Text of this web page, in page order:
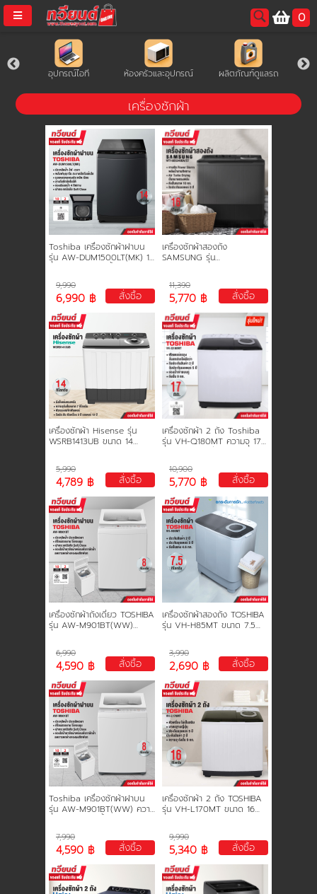
0
อุปกรณ์ไอที ห้องครัวและอุปกรณ์ ผลิตภัณฑ์ดูแลรถ
เครื่องซักผ้า
Toshiba เครื่องซักผ้าฝาบน
รุ่น AW-DUM1500LT(MK) 14
ประกันมอเตอร์ 10 ปี
9,990
6,990 ฿ สั่งซื้อ
เครื่องซักผ้าสองถัง
SAMSUNG รุ่น
5 ปี
11,390
5,770 ฿ สั่งซื้อ
เครื่องซักผ้า Hisense รุ่น
WSRB1413UB ขนาด 14
5,990
4,789 ฿ สั่งซื้อ
เครื่องซักผ้า 2 ถัง Toshiba
รุุ่น VH-Q180MT ความจุ 17
ใหม่
10,900
5,770 ฿ สั่งซื้อ
เครื่องซักผ้าถังเดี่ยว TOSHIBA
รุ่น AW-M901BT(WW)
6,990
4,590 ฿ สั่งซื้อ
เครื่องซักผ้าสองถัง TOSHIBA
รุ่น VH-H85MT ขนาด 7.5
3,990
2,690 ฿ สั่งซื้อ
Toshiba เครื่องซักผ้าฝาบน
รุ่น AW-M901BT(WW) ความ
มอเตอร์ 10 ปี
7,990
4,590 ฿ สั่งซื้อ
เครื่องซักผ้า 2 ถัง TOSHIBA
รุ่น VH-L170MT ขนาด 16
9,990
5,340 ฿ สั่งซื้อ
username
password
สมัครสมาชิค ลืมรหัสผ่าน?
การซื้อของฉัน
🔥โปรโมชัน🔥
แคตตาล็อค
การชำระเงิน
ขั้นตอนการสั่งซื้อ
คณะกรรมการบริหาร
การคืนเงินและคืนสินค้า
ทวียนต์ 53 สาขา
ผลงานของเรา
ข้อกำหนดและเงื่อนไข
นโยบายความเป็นส่วนตัว